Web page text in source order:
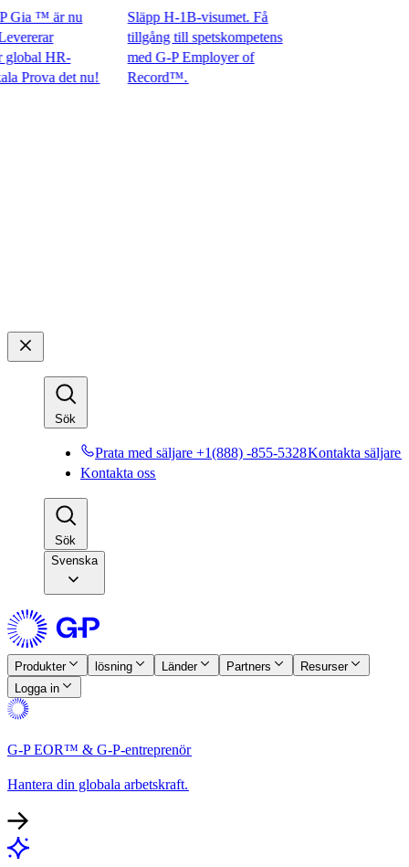
™ är nu
HR-
det nu!​​
Släpp H-1B-visumet. Få
tillgång till spetskompetens
med G-P Employer of
Record™.​​
Sök​​
Prata med säljare +1(888) -855-5328​​Kontakta säljare​​
Kontakta oss​​
Sök​​
Svenska
Produkter​​ lösning​​ Länder​​ Partners​​
Resurser​​
Logga in​​
G-P EOR™ & G-P-entreprenör​​
Hantera din globala arbetskraft.​​